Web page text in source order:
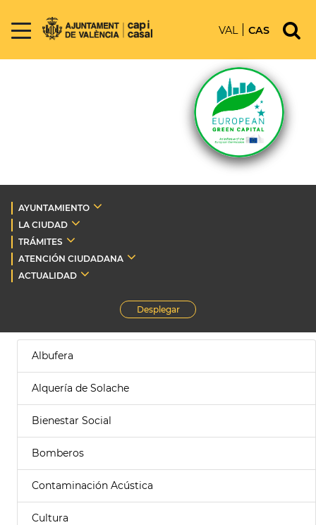
VAL CAS
AYUNTAMIENTO
LA CIUDAD
TRÁMITES
ATENCIÓN CIUDADANA
ACTUALIDAD
Desplegar
Albufera
Alquería de Solache
Bienestar Social
Bomberos
Contaminación Acústica
Cultura